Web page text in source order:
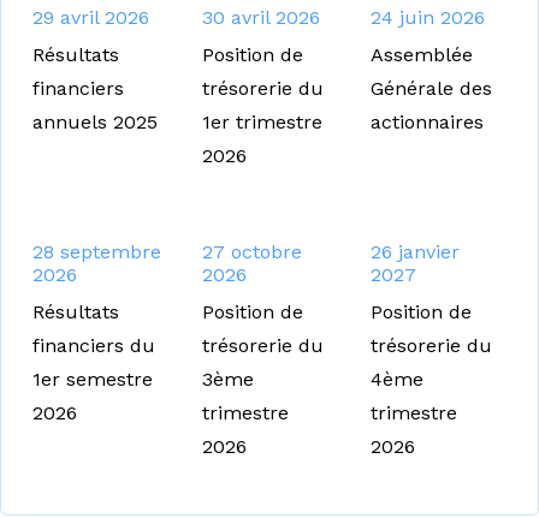
29 avril 2026
Résultats
financiers
annuels 2025
30 avril 2026
Position de
trésorerie du
1er trimestre
2026
24 juin 2026
Assemblée
Générale des
actionnaires
28 septembre
2026
Résultats
financiers du
1er semestre
2026
27 octobre
2026
Position de
trésorerie du
3ème
trimestre
2026
26 janvier
2027
Position de
trésorerie du
4ème
trimestre
2026